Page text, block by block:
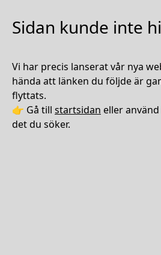
Sidan kunde inte
Vi har precis lanserat vår nya
hända att länken du följde är
flyttats.
👉 Gå till startsidan eller
det du söker.